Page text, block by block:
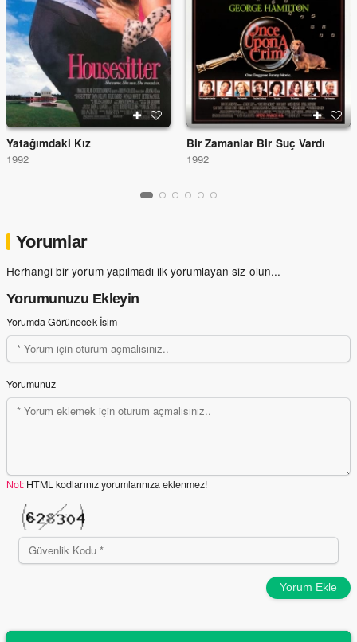
Yatağımdaki Kız
1992
Bir Zamanlar Bir Suç Vardı
1992
Yorumlar
Herhangi bir yorum yapılmadı ilk yorumlayan siz olun...
Yorumunuzu Ekleyin
Yorumda Görünecek İsim
Yorumunuz
Not: HTML kodlarınız yorumlarınıza eklenmez!
Yorum Ekle